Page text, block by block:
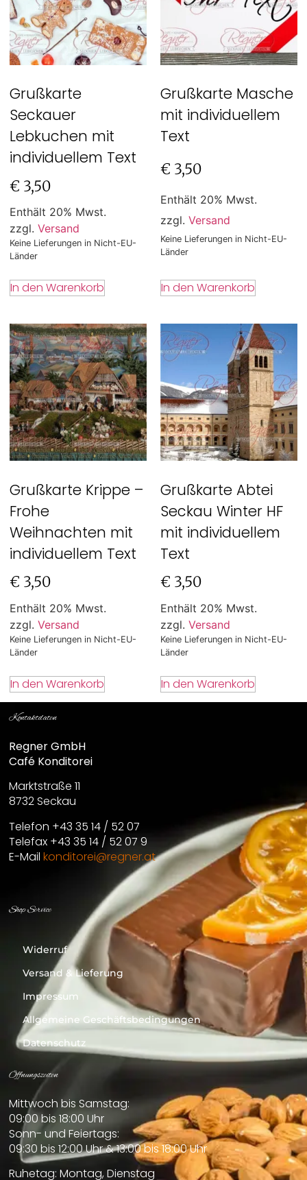
Grußkarte
Seckauer
Lebkuchen mit
individuellem Text
€ 3,50
Enthält 20% Mwst.
zzgl. Versand
Keine Lieferungen in Nicht-EU-
Länder
In den Warenkorb
Grußkarte Masche
mit individuellem
Text
€ 3,50
Enthält 20% Mwst.
zzgl. Versand
Keine Lieferungen in Nicht-EU-
Länder
In den Warenkorb
Grußkarte Krippe –
Frohe
Weihnachten mit
individuellem Text
€ 3,50
Enthält 20% Mwst.
zzgl. Versand
Keine Lieferungen in Nicht-EU-
Länder
In den Warenkorb
Grußkarte Abtei
Seckau Winter HF
mit individuellem
Text
€ 3,50
Enthält 20% Mwst.
zzgl. Versand
Keine Lieferungen in Nicht-EU-
Länder
In den Warenkorb
Kontaktdaten
Regner GmbH
Café Konditorei
Marktstraße 11
8732 Seckau
Telefon +43 35 14 / 52 07
Telefax +43 35 14 / 52 07 9
E-Mail konditorei@regner.at
Shop Service
Widerruf
Versand & Lieferung
Impressum
Allgemeine Geschäftsbedingungen
Datenschutz
Öffnungszeiten
Mittwoch bis Samstag:
09:00 bis 18:00 Uhr
Sonn- und Feiertags:
09:30 bis 12:00 Uhr & 13:00 bis 18:00 Uhr
Ruhetag: Montag, Dienstag